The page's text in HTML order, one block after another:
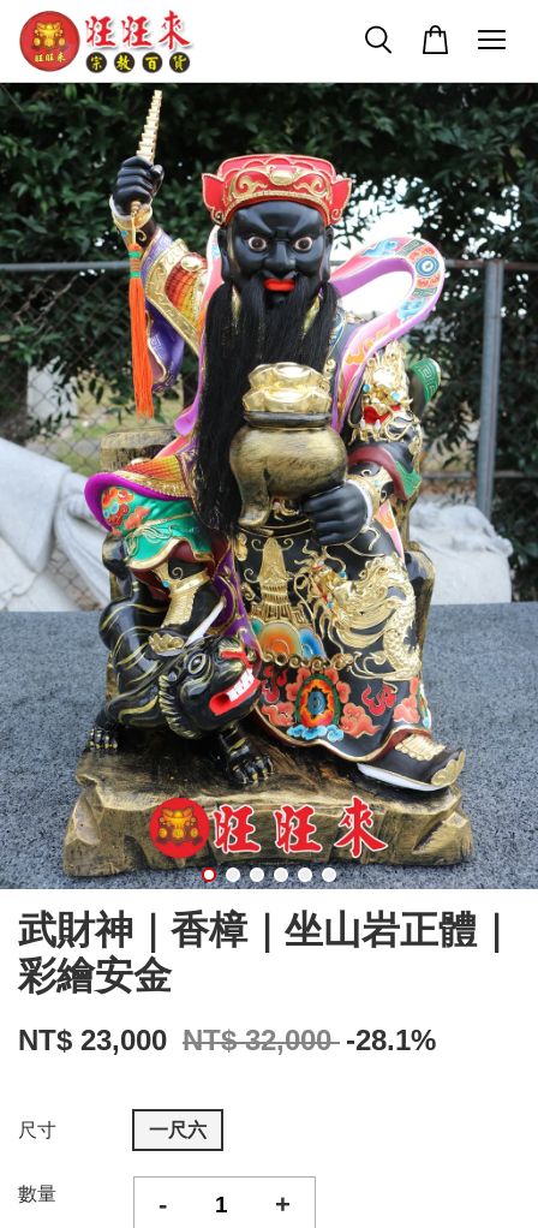
武財神｜香樟｜坐山岩正體｜
彩繪安金
NT$ 23,000 NT$ 32,000 -28.1%
尺寸 一尺六
數量 - +